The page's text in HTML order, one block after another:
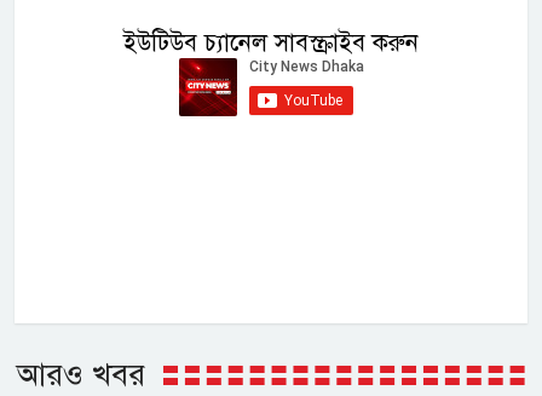
ইউটিউব চ্যানেল সাবস্ক্রাইব করুন
আরও খবর